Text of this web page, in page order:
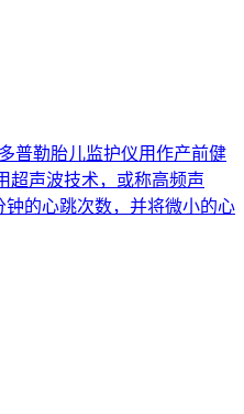
普勒胎儿监护仪用作产前健
超声波技术，或称高频声
的心跳次数，并将微小的心